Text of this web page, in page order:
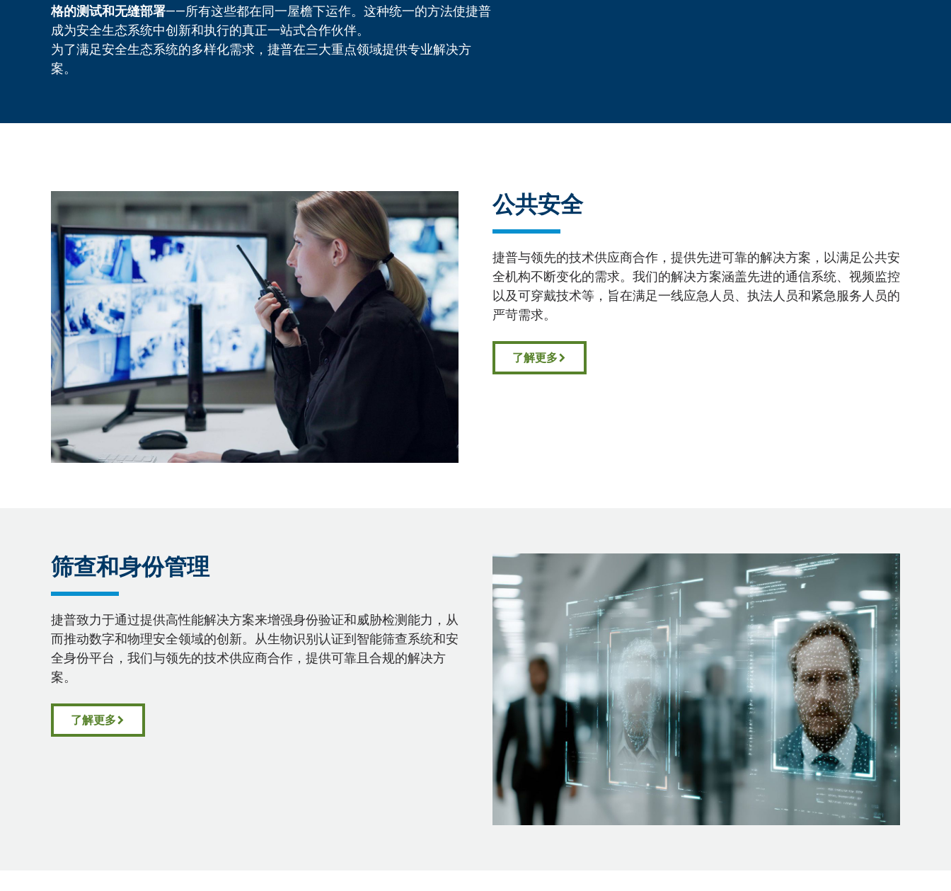
格的测试和无缝部署——所有这些都在同一屋檐下运作。这种统一的方法使捷普
成为安全生态系统中创新和执行的真正一站式合作伙伴。
为了满足安全生态系统的多样化需求，捷普在三大重点领域提供专业解决方
案。
公共安全
捷普与领先的技术供应商合作，提供先进可靠的解决方案，以满足公共安
全机构不断变化的需求。我们的解决方案涵盖先进的通信系统、视频监控
以及可穿戴技术等，旨在满足一线应急人员、执法人员和紧急服务人员的
严苛需求。
了解更多
筛查和身份管理
捷普致力于通过提供高性能解决方案来增强身份验证和威胁检测能力，从
而推动数字和物理安全领域的创新。从生物识别认证到智能筛查系统和安
全身份平台，我们与领先的技术供应商合作，提供可靠且合规的解决方
案。
了解更多